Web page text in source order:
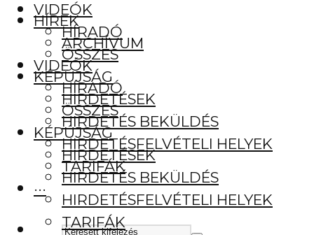
VIDEÓK
HÍRADÓ
ÖSSZES
KÉPÚJSÁG
HIRDETÉSEK
HIRDETÉS BEKÜLDÉS
HIRDETÉSFELVÉTELI HELYEK
TARIFÁK
···
HÍREK
ARCHÍVUM
VIDEÓK
HÍRADÓ
ÖSSZES
KÉPÚJSÁG
HIRDETÉSEK
HIRDETÉS BEKÜLDÉS
HIRDETÉSFELVÉTELI HELYEK
TARIFÁK